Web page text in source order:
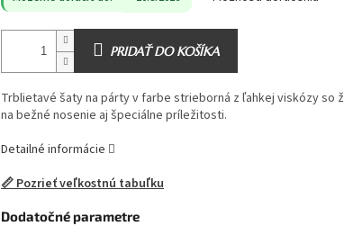
PRIDAŤ DO KOŠÍKA
Trblietavé šaty na párty v farbe strieborná z ľahkej viskózy so
na bežné nosenie aj špeciálne príležitosti.
Detailné informácie
📏 Pozrieť veľkostnú tabuľku
Dodatočné parametre